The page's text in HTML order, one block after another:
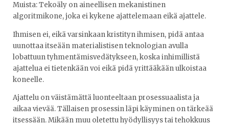
Muista: Tekoäly on aineellisen mekanistinen
algoritmikone, joka ei kykene ajattelemaan eikä ajattele.
Ihmisen ei, eikä varsinkaan kristityn ihmisen, pidä antaa
uunottaa itseään materialistisen teknologian avulla
lobattuun tyhmentämisvedätykseen, koska inhimillistä
ajattelua ei tietenkään voi eikä pidä yrittääkään ulkoistaa
koneelle.
Ajattelu on väistämättä luonteeltaan prosessuaalista ja
aikaa vievää. Tällaisen prosessin läpi käyminen on tärkeää
itsessään. Mikään muu oletettu hyödyllisyys tai tehokkuus